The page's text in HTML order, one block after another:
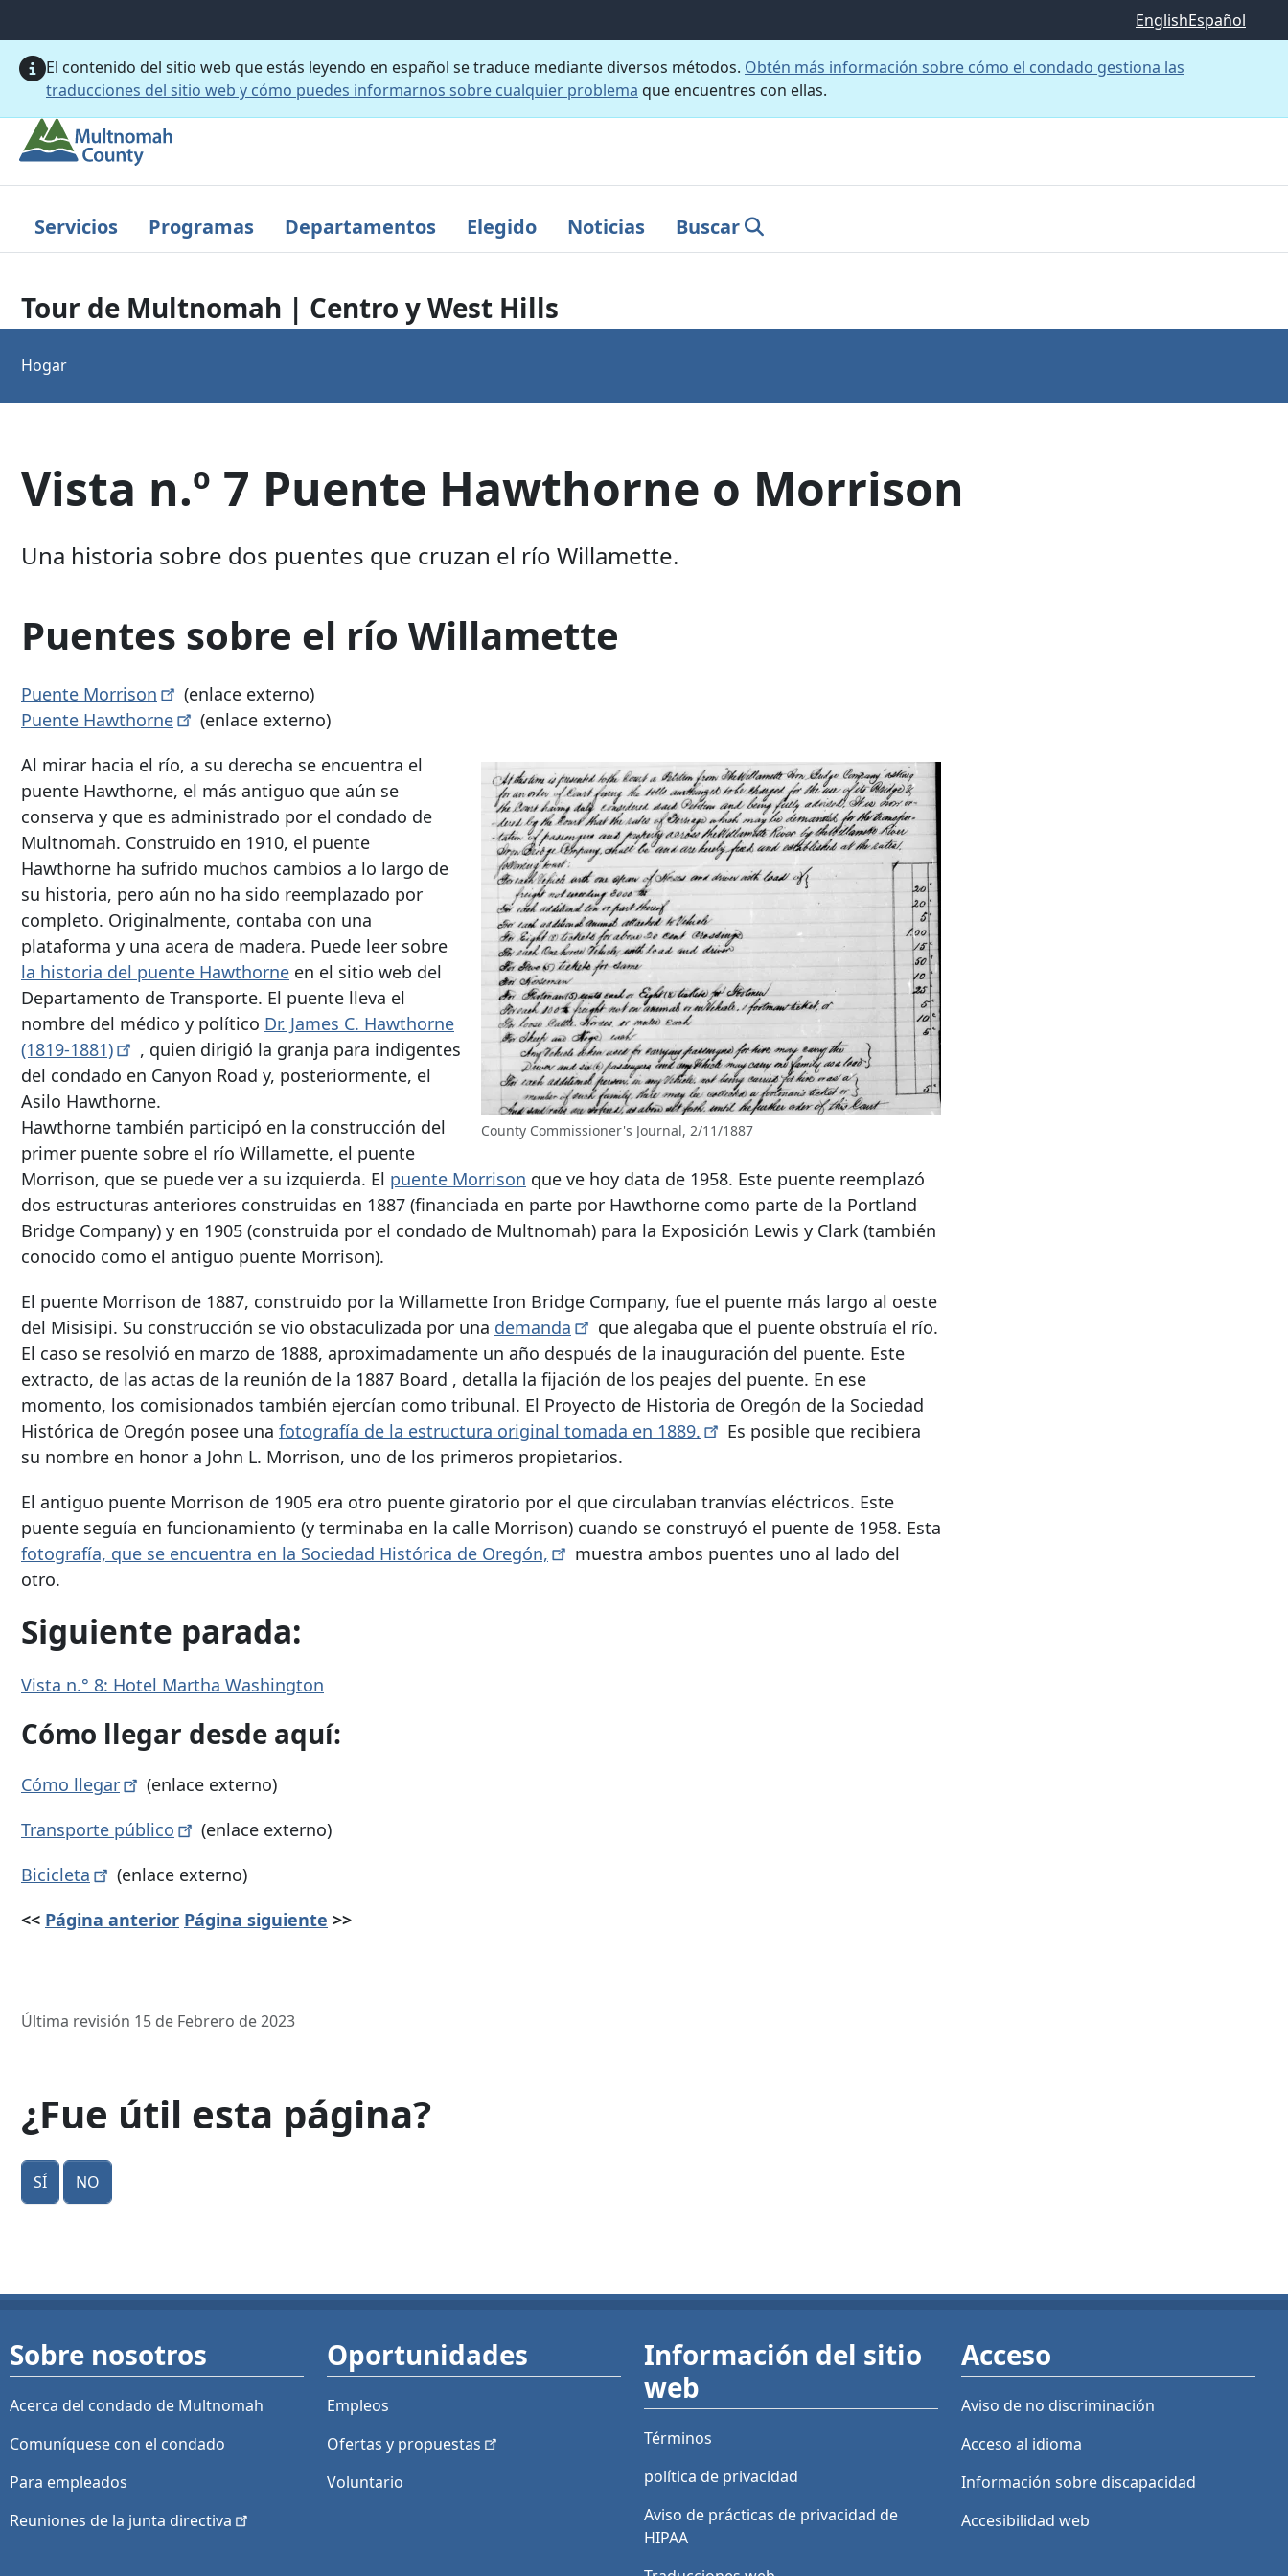
EnglishEspañol
El contenido del sitio web que estás leyendo en español se traduce mediante diversos métodos. Obtén más información sobre cómo el condado gestiona las
traducciones del sitio web y cómo puedes informarnos sobre cualquier problema que encuentres con ellas.
Servicios Programas Departamentos Elegido Noticias Buscar
Tour de Multnomah | Centro y West Hills
Hogar
Vista n.º 7 Puente Hawthorne o Morrison
Una historia sobre dos puentes que cruzan el río Willamette.
Puentes sobre el río Willamette
Puente Morrison
(enlace externo)
Puente Hawthorne (enlace externo)
County Commissioner's Journal, 2/11/1887
Al mirar hacia el río, a su derecha se encuentra el
puente Hawthorne, el más antiguo que aún se
conserva y que es administrado por el condado de
Multnomah. Construido en 1910, el puente
Hawthorne ha sufrido muchos cambios a lo largo de
su historia, pero aún no ha sido reemplazado por
completo. Originalmente, contaba con una
plataforma y una acera de madera. Puede leer sobre
la historia del puente Hawthorne en el sitio web del
Departamento de Transporte. El puente lleva el
nombre del médico y político Dr. James C. Hawthorne
(1819-1881)
, quien dirigió la granja para indigentes
del condado en Canyon Road y, posteriormente, el
Asilo Hawthorne.
Hawthorne también participó en la construcción del
primer puente sobre el río Willamette, el puente
Morrison, que se puede ver a su izquierda. El puente Morrison que ve hoy data de 1958. Este puente reemplazó
dos estructuras anteriores construidas en 1887 (financiada en parte por Hawthorne como parte de la Portland
Bridge Company) y en 1905 (construida por el condado de Multnomah) para la Exposición Lewis y Clark (también
conocido como el antiguo puente Morrison).
El puente Morrison de 1887, construido por la Willamette Iron Bridge Company, fue el puente más largo al oeste
del Misisipi. Su construcción se vio obstaculizada por una demanda
que alegaba que el puente obstruía el río.
El caso se resolvió en marzo de 1888, aproximadamente un año después de la inauguración del puente. Este
extracto, de las actas de la reunión de la 1887 Board , detalla la fijación de los peajes del puente. En ese
momento, los comisionados también ejercían como tribunal. El Proyecto de Historia de Oregón de la Sociedad
Histórica de Oregón posee una fotografía de la estructura original tomada en 1889.
Es posible que recibiera
su nombre en honor a John L. Morrison, uno de los primeros propietarios.
El antiguo puente Morrison de 1905 era otro puente giratorio por el que circulaban tranvías eléctricos. Este
puente seguía en funcionamiento (y terminaba en la calle Morrison) cuando se construyó el puente de 1958. Esta
fotografía, que se encuentra en la Sociedad Histórica de Oregón,
muestra ambos puentes uno al lado del
otro.
Siguiente parada:
Vista n.° 8: Hotel Martha Washington
Cómo llegar desde aquí:
Cómo llegar
(enlace externo)
Transporte público
(enlace externo)
Bicicleta
(enlace externo)
<< Página anterior Página siguiente >>
Última revisión 15 de Febrero de 2023
¿Fue útil esta página?
Sí No
Sobre nosotros
Acerca del condado de Multnomah
Comuníquese con el condado
Para empleados
Reuniones de la junta directiva
Oportunidades
Empleos
Ofertas y propuestas
Voluntario
Información del sitio
web
Términos
política de privacidad
Aviso de prácticas de privacidad de
HIPAA
Acceso
Aviso de no discriminación
Acceso al idioma
Información sobre discapacidad
Accesibilidad web